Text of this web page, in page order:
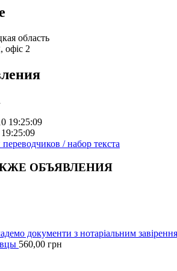
область
офіс 2
19:25:09
/ набор текста
ОБЪЯВЛЕНИЯ
документи з нотаріальним
560,00 грн